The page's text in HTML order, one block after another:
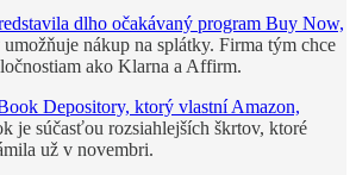
dlho očakávaný program Buy Now,
nákup na splátky. Firma tým chce
ako Klarna a Affirm.
Depository, ktorý vlastní Amazon,
je súčasťou rozsiahlejších škrtov, ktoré
už v novembri.